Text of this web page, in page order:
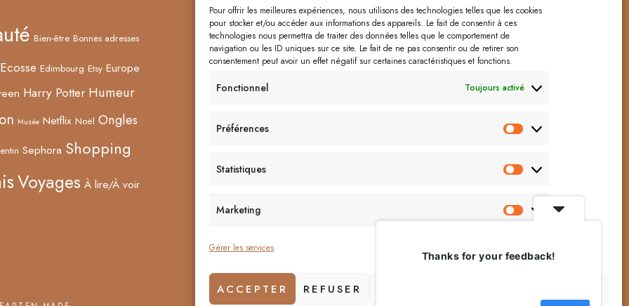
Pour offrir les meilleures expériences, nous utilisons des technologies telles que les cookies
pour stocker et/ou accéder aux informations des appareils. Le fait de consentir à ces
technologies nous permettra de traiter des données telles que le comportement de
navigation ou les ID uniques sur ce site. Le fait de ne pas consentir ou de retirer son
consentement peut avoir un effet négatif sur certaines caractéristiques et fonctions.
Fonctionnel Toujours activé
Préférences
Statistiques
Marketing
Marketing
Gérer les services
ACCEPTER REFUSER
Bien-être Bonnes adresses
Ecosse Edimbourg Etsy Europe
Harry Potter Humeur
Musée Netflix Noël Ongles
Sephora Shopping
Voyages À lire/À voir
lecornerdevangeline@gmail.com
Thanks for your feedback!